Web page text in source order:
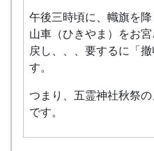
オリエンテー
むら歩きによ
集落住民との意
集落活性化、
むらづくり提
兵庫県企画県
午後三時頃に、幟旗を
山車（ひきやま）をお
戻し、、、要するに「
す。
つまり、五霊神社秋祭
です。